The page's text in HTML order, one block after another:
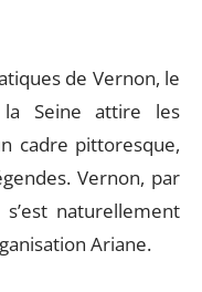
de Vernon, le
Seine attire les
cadre pittoresque,
Vernon, par
naturellement
Ariane.